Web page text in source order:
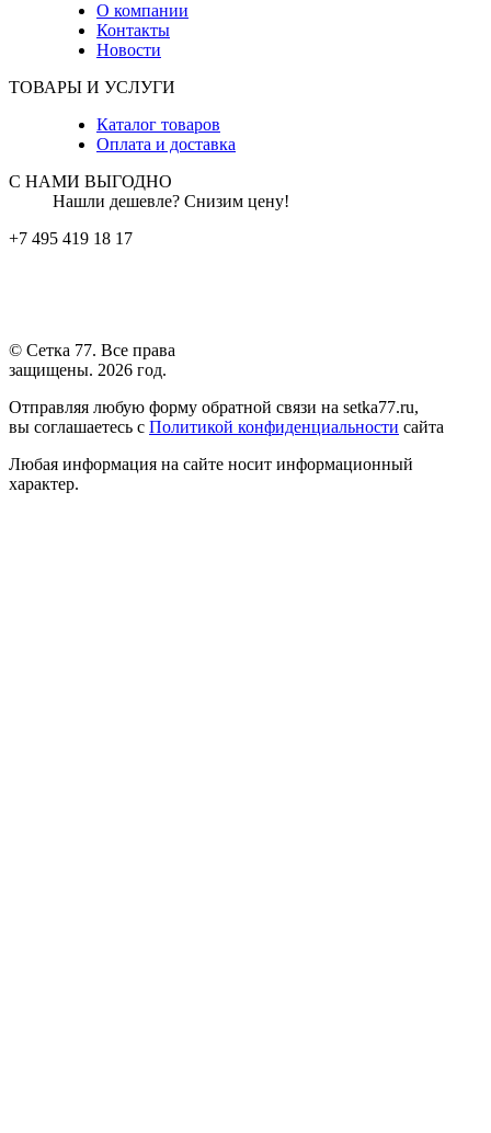
О компании
Контакты
Новости
ТОВАРЫ И УСЛУГИ
Каталог товаров
Оплата и доставка
С НАМИ ВЫГОДНО
Нашли дешевле? Снизим цену!
+7 495 419 18 17
© Сетка 77. Все права
защищены. 2026 год.
Отправляя любую форму обратной связи на setka77.ru,
вы соглашаетесь с Политикой конфиденциальности сайта
Любая информация на сайте носит информационный
характер.